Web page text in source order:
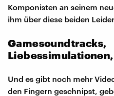
Komponisten an seinem
ihm über diese beiden
Gamesoundtracks,
Und es gibt noch mehr
den Fingern geschnipst,